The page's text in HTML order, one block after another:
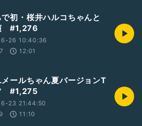
初・桜井ハルコちゃんと
#1,276
26 10:40:36
12:01
ールちゃん夏バージョンT
#1,275
23 21:44:50
11:10